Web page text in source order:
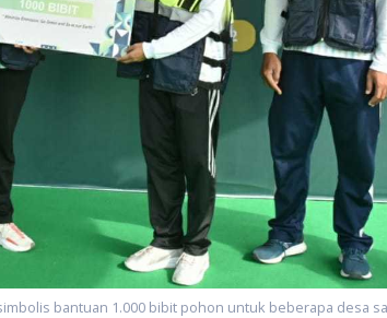
bantuan 1.000 bibit pohon untuk beberapa desa